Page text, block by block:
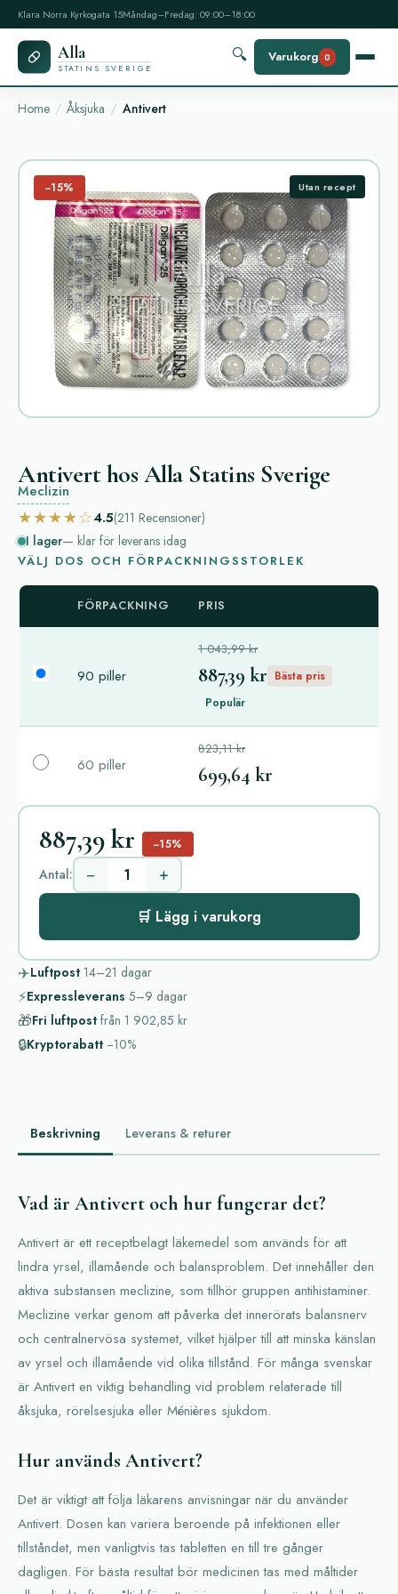
Klara Norra Kyrkogata 15Måndag–Fredag: 09:00–18:00
Alla
STATINS SVERIGE
🔍 Varukorg 0
Home Åksjuka Antivert
−15% Utan recept
Antivert hos Alla Statins Sverige
Meclizin
★★★★☆4.5(211 Recensioner)
I lager— klar för leverans idag
VÄLJ DOS OCH FÖRPACKNINGSSTORLEK
FÖRPACKNING PRIS
90 piller
1 043,99 kr
887,39 kr Bästa pris
Populär
60 piller
823,11 kr
699,64 kr
887,39 kr −15%
Antal: − +
🛒 Lägg i varukorg
✈️Luftpost 14–21 dagar
⚡Expressleverans 5–9 dagar
🎁Fri luftpost från 1 902,85 kr
🔒Kryptorabatt −10%
Beskrivning Leverans & returer
Vad är Antivert och hur fungerar det?
Antivert är ett receptbelagt läkemedel som används för att
lindra yrsel, illamående och balansproblem. Det innehåller den
aktiva substansen meclizine, som tillhör gruppen antihistaminer.
Meclizine verkar genom att påverka det innerörats balansnerv
och centralnervösa systemet, vilket hjälper till att minska känslan
av yrsel och illamående vid olika tillstånd. För många svenskar
är Antivert en viktig behandling vid problem relaterade till
åksjuka, rörelsesjuka eller Ménières sjukdom.
Hur används Antivert?
Det är viktigt att följa läkarens anvisningar när du använder
Antivert. Dosen kan variera beroende på infektionen eller
tillståndet, men vanligtvis tas tabletten en till tre gånger
dagligen. För bästa resultat bör medicinen tas med måltider